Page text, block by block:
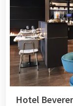
Hotel